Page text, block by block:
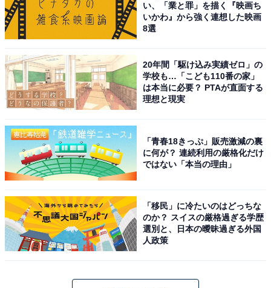
い、「業と罪」を描く『映画ち
いかわ』から強く連想した映画
8選
20年間「駆け込み実績ゼロ」の
学校も…「こども110番の家」
は本当に必要？ PTAが直面する
理想と現実
「青春18きっぷ」販売激減の裏
に何が？ 連続利用の厳格化だけ
ではない「本当の理由」
「移民」に冷たいのはどっちな
のか？ スイスの厳格過ぎる学歴
選別と、日本の曖昧過ぎる外国
人政策